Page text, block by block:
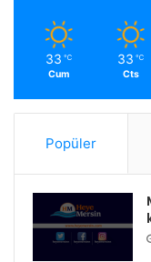
33 ℃
Cum
33 ℃
Cts
Popüler